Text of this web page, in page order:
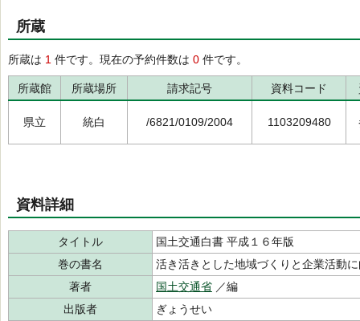
所蔵
所蔵は 1 件です。現在の予約件数は 0 件です。
所蔵館 所蔵場所 請求記号 資料コード
県立 統白 /6821/0109/2004 1103209480
資料詳細
タイトル
国土交通白書 平成１６年版
巻の書名
活き活きとした地域づくりと企業活動
著者
国土交通省 ／編
出版者
ぎょうせい